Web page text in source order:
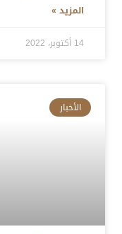
المزيد »
14 أكتوبر، 2022
الأخبار